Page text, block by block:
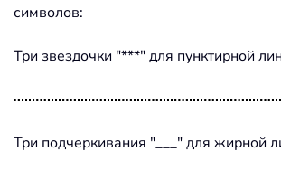
символов:
Три звездочки "***" для пунктирной
Три подчеркивания "___" для жирной